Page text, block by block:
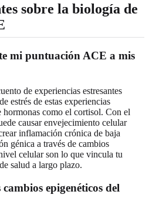
sobre la biología de
mi puntuación ACE a mis
de experiencias estresantes
estrés de estas experiencias
hormonas como el cortisol. Con el
causar envejecimiento celular
inflamación crónica de baja
génica a través de cambios
celular son lo que vincula tu
salud a largo plazo.
epigenéticos del